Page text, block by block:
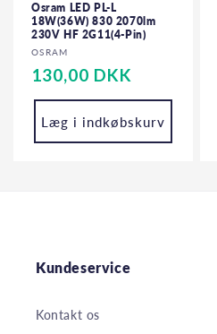
Osram LED PL-L
18W(36W) 830 2070lm
230V HF 2G11(4-Pin)
Forhandler:
OSRAM
Normalpris
130,00 DKK
Læg i indkøbskurv
Kundeservice
Kontakt os